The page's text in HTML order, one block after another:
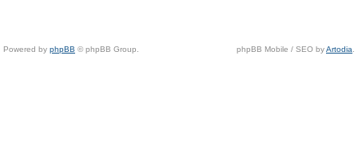
Powered by phpBB © phpBB Group. phpBB Mobile / SEO byArtodia